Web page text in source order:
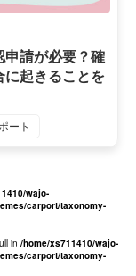
申請が必要？確
起きることを
ート
wajo-
carport/taxonomy-
in /home/xs711410/wajo-
carport/taxonomy-